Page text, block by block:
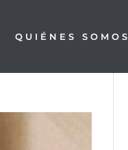
QUIÉNES SOMOS